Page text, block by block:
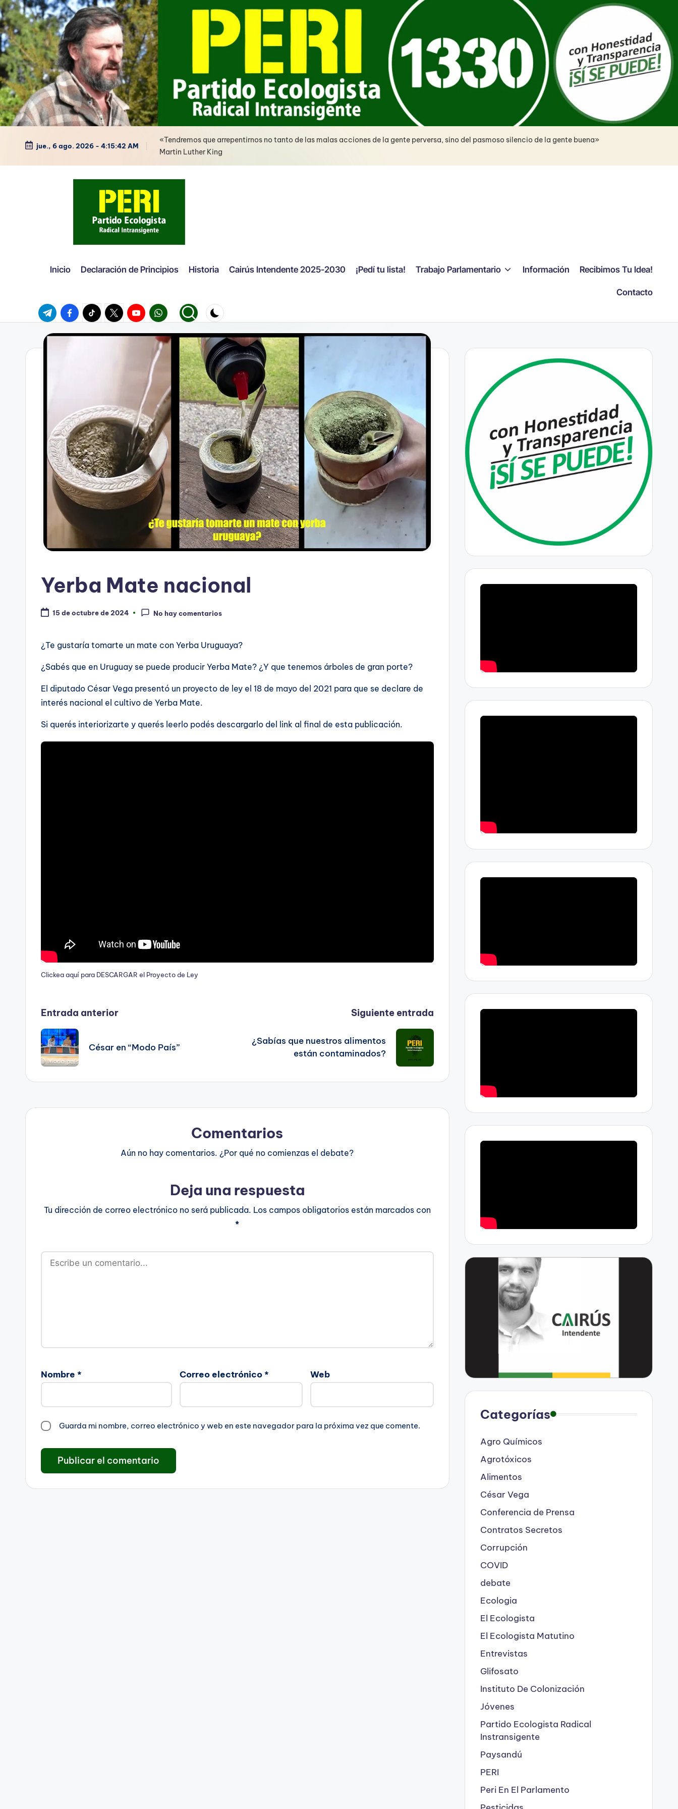
Saltar
al
contenido
jue., 6 ago. 2026 - 4:15:43 AM
«Tendremos que arrepentirnos no tanto de las malas acciones de la gente perversa, sino del pasmoso silencio de la gente buena»
Martin Luther King
Inicio Declaración de Principios Historia Cairús Intendente 2025-2030 ¡Pedí tu lista! Trabajo Parlamentario Información Recibimos Tu Idea!
Contacto
TelegramFacebook
TikTokTwitterYoutubeWhatsApp
Yerba Mate nacional
15 de octubre de 2024 No hay comentarios
¿Te gustaría tomarte un mate con Yerba Uruguaya?
¿Sabés que en Uruguay se puede producir Yerba Mate? ¿Y que tenemos árboles de gran porte?
El diputado César Vega presentó un proyecto de ley el 18 de mayo del 2021 para que se declare de
interés nacional el cultivo de Yerba Mate.
Si querés interiorizarte y querés leerlo podés descargarlo del link al final de esta publicación.
Clickea aquí para DESCARGAR el Proyecto de Ley
Navegación
de
entradas
Entrada anterior
César en “Modo País”
Siguiente entrada
¿Sabías que nuestros alimentos
están contaminados?
Comentarios
Aún no hay comentarios. ¿Por qué no comienzas el debate?
Deja una respuesta
Tu dirección de correo electrónico no será publicada. Los campos obligatorios están marcados con
*
Nombre * Correo electrónico * Web
Guarda mi nombre, correo electrónico y web en este navegador para la próxima vez que comente.
Categorías
Agro Químicos
Agrotóxicos
Alimentos
César Vega
Conferencia de Prensa
Contratos Secretos
Corrupción
COVID
debate
Ecologia
El Ecologista
El Ecologista Matutino
Entrevistas
Glifosato
Instituto De Colonización
Jóvenes
Partido Ecologista Radical
Instransigente
Paysandú
PERI
Peri En El Parlamento